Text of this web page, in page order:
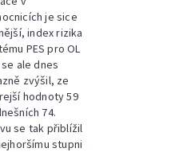
je sice
index rizika
PES pro OL
ale dnes
zvýšil, ze
hodnoty 59
74.
se tak přiblížil
stupni